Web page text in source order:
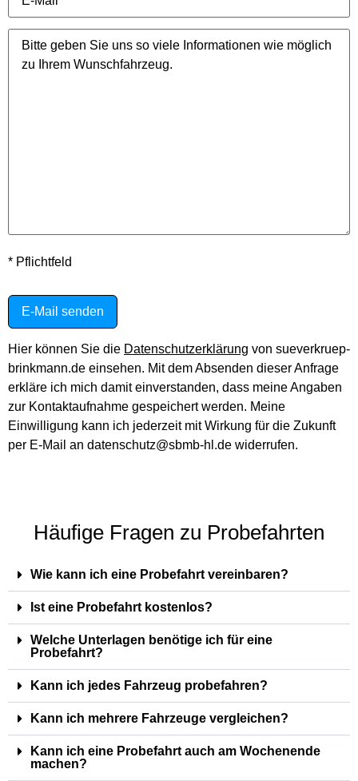
* Pflichtfeld
lasse
dieses
Feld
Hier können Sie die Datenschutzerklärung von sueverkruep-
brinkmann.de einsehen. Mit dem Absenden dieser Anfrage
erkläre ich mich damit einverstanden, dass meine Angaben
zur Kontaktaufnahme gespeichert werden. Meine
Einwilligung kann ich jederzeit mit Wirkung für die Zukunft
per E-Mail an datenschutz@sbmb-hl.de widerrufen.
Häufige Fragen zu Probefahrten
Wie kann ich eine Probefahrt vereinbaren?
Ist eine Probefahrt kostenlos?
Welche Unterlagen benötige ich für eine
Probefahrt?
Kann ich jedes Fahrzeug probefahren?
Kann ich mehrere Fahrzeuge vergleichen?
Kann ich eine Probefahrt auch am Wochenende
machen?